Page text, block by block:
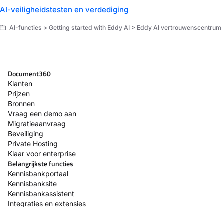
AI-veiligheidstesten en verdediging
AI-functies > Getting started with Eddy AI > Eddy AI vertrouwenscentrum
Document360
Klanten
Prijzen
Bronnen
Vraag een demo aan
Migratieaanvraag
Beveiliging
Private Hosting
Klaar voor enterprise
Belangrijkste functies
Kennisbankportaal
Kennisbanksite
Kennisbankassistent
Integraties en extensies